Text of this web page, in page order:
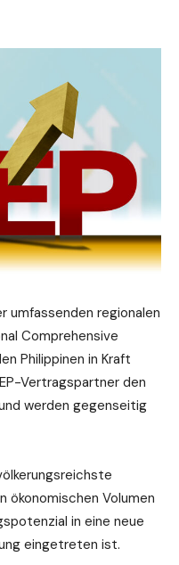
umfassenden regionalen
Comprehensive
Philippinen in Kraft
Vertragspartner den
werden gegenseitig
ökonomischen Volumen
in eine neue
eingetreten ist.